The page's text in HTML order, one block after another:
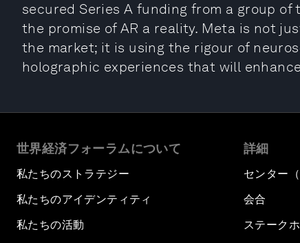
secured Series A funding from a group
the promise of AR a reality. Meta is not
the market; it is using the rigour of
holographic experiences that will
世界経済フォーラムについて
私たちのストラテジー
私たちのアイデンティティ
私たちの活動
詳細
センター（
会合
ステーク